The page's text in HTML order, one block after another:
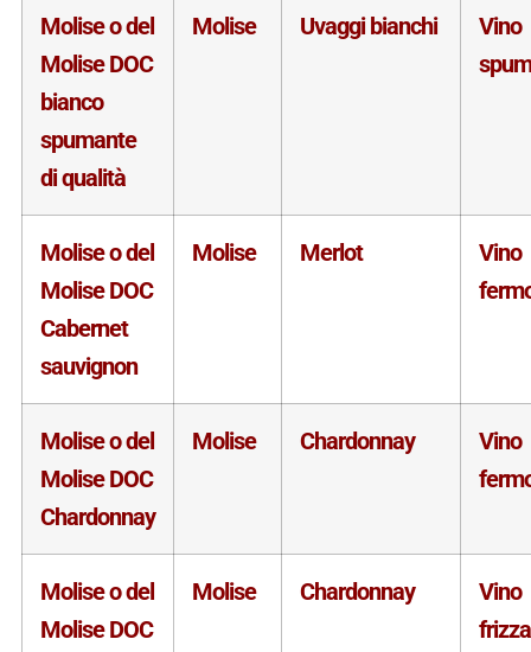
Molise o del
Molise DOC
bianco
spumante
di qualità
Molise Uvaggi bianchi
Vino
Molise o del
Molise DOC
Cabernet
sauvignon
Molise Merlot
Vino
Molise o del
Molise DOC
Chardonnay
Molise Chardonnay
Vino
Molise o del
Molise DOC
Molise Chardonnay
Vino